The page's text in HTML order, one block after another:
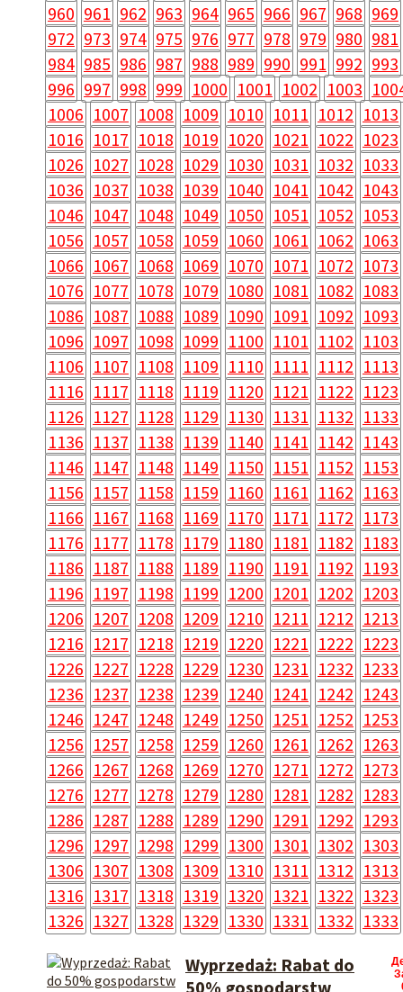
960 961 962 963 964 965 966 967 968 969
972 973 974 975 976 977 978 979 980 981
984 985 986 987 988 989 990 991 992 993
996 997 998 999 1000 1001 1002 1003
1006 1007 1008 1009 1010 1011 1012 1013
1016 1017 1018 1019 1020 1021 1022 1023
1026 1027 1028 1029 1030 1031 1032 1033
1036 1037 1038 1039 1040 1041 1042 1043
1046 1047 1048 1049 1050 1051 1052 1053
1056 1057 1058 1059 1060 1061 1062 1063
1066 1067 1068 1069 1070 1071 1072 1073
1076 1077 1078 1079 1080 1081 1082 1083
1086 1087 1088 1089 1090 1091 1092 1093
1096 1097 1098 1099 1100 1101 1102 1103
1106 1107 1108 1109 1110 1111 1112 1113
1116 1117 1118 1119 1120 1121 1122 1123
1126 1127 1128 1129 1130 1131 1132 1133
1136 1137 1138 1139 1140 1141 1142 1143
1146 1147 1148 1149 1150 1151 1152 1153
1156 1157 1158 1159 1160 1161 1162 1163
1166 1167 1168 1169 1170 1171 1172 1173
1176 1177 1178 1179 1180 1181 1182 1183
1186 1187 1188 1189 1190 1191 1192 1193
1196 1197 1198 1199 1200 1201 1202 1203
1206 1207 1208 1209 1210 1211 1212 1213
1216 1217 1218 1219 1220 1221 1222 1223
1226 1227 1228 1229 1230 1231 1232 1233
1236 1237 1238 1239 1240 1241 1242 1243
1246 1247 1248 1249 1250 1251 1252 1253
1256 1257 1258 1259 1260 1261 1262 1263
1266 1267 1268 1269 1270 1271 1272 1273
1276 1277 1278 1279 1280 1281 1282 1283
1286 1287 1288 1289 1290 1291 1292 1293
1296 1297 1298 1299 1300 1301 1302 1303
1306 1307 1308 1309 1310 1311 1312 1313
1316 1317 1318 1319 1320 1321 1322 1323
1326 1327 1328 1329 1330 1331 1332 1333
Wyprzedaż: Rabat do
50% gospodarstw